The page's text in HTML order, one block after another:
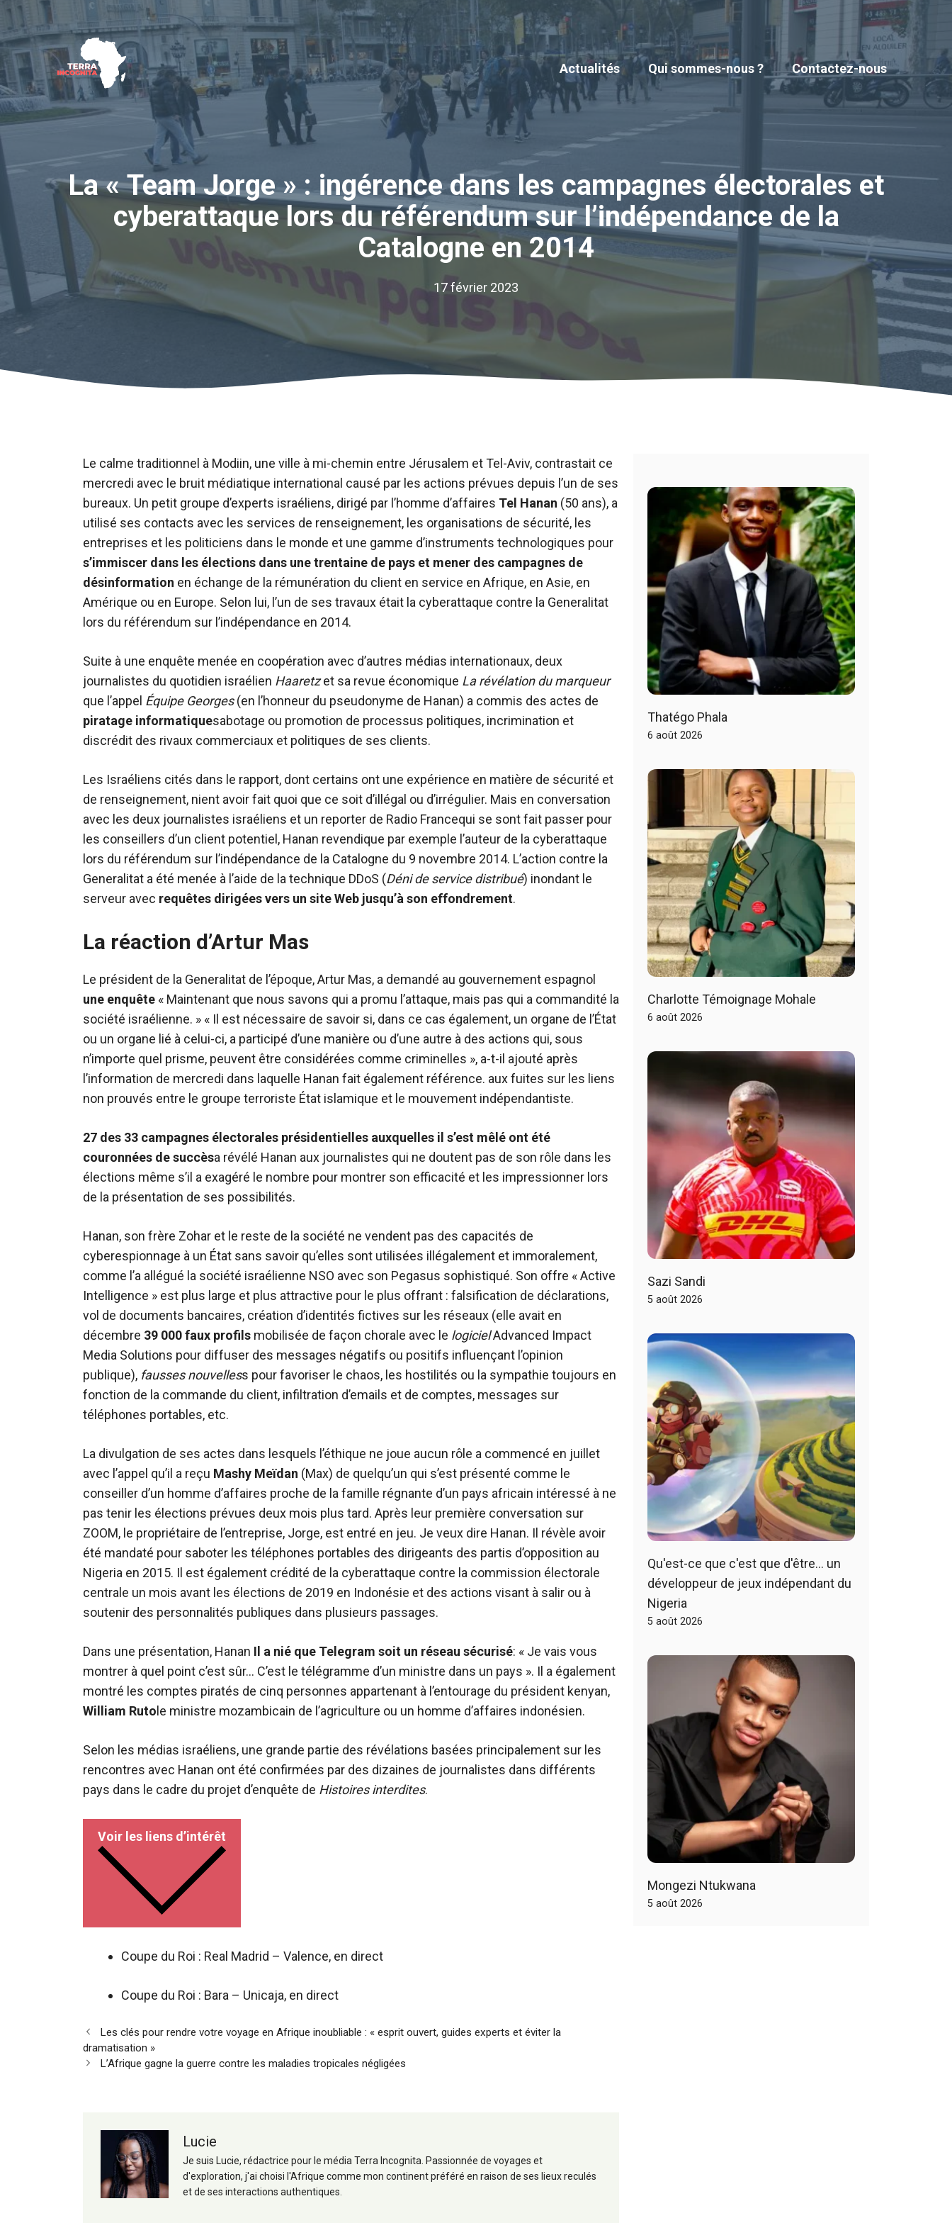
Aller
au
contenu
Actualités
Qui sommes-nous ? Contactez-nous
La « Team Jorge » : ingérence dans les campagnes électorales et
cyberattaque lors du référendum sur l’indépendance de la
Catalogne en 2014
17 février 2023
Le calme traditionnel à Modiin, une ville à mi-chemin entre Jérusalem et Tel-Aviv, contrastait ce
mercredi avec le bruit médiatique international causé par les actions prévues depuis l’un de ses
bureaux. Un petit groupe d’experts israéliens, dirigé par l’homme d’affaires Tel Hanan (50 ans), a
utilisé ses contacts avec les services de renseignement, les organisations de sécurité, les
entreprises et les politiciens dans le monde et une gamme d’instruments technologiques pour
s’immiscer dans les élections dans une trentaine de pays et mener des campagnes de
désinformation en échange de la rémunération du client en service en Afrique, en Asie, en
Amérique ou en Europe. Selon lui, l’un de ses travaux était la cyberattaque contre la Generalitat
lors du référendum sur l’indépendance en 2014.
Suite à une enquête menée en coopération avec d’autres médias internationaux, deux
journalistes du quotidien israélien Haaretzet sa revue économique La révélation du marqueur
que l’appel Équipe Georges(en l’honneur du pseudonyme de Hanan) a commis des actes de
piratage informatiquesabotage ou promotion de processus politiques, incrimination et
discrédit des rivaux commerciaux et politiques de ses clients.
Les Israéliens cités dans le rapport, dont certains ont une expérience en matière de sécurité et
de renseignement, nient avoir fait quoi que ce soit d’illégal ou d’irrégulier. Mais en conversation
avec les deux journalistes israéliens et un reporter de Radio Francequi se sont fait passer pour
les conseillers d’un client potentiel, Hanan revendique par exemple l’auteur de la cyberattaque
lors du référendum sur l’indépendance de la Catalogne du 9 novembre 2014. L’action contre la
Generalitat a été menée à l’aide de la technique DDoS (Déni de service distribué) inondant le
serveur avec requêtes dirigées vers un site Web jusqu’à son effondrement.
La réaction d’Artur Mas
Le président de la Generalitat de l’époque, Artur Mas, a demandé au gouvernement espagnol
une enquête « Maintenant que nous savons qui a promu l’attaque, mais pas qui a commandité la
société israélienne. » « Il est nécessaire de savoir si, dans ce cas également, un organe de l’État
ou un organe lié à celui-ci, a participé d’une manière ou d’une autre à des actions qui, sous
n’importe quel prisme, peuvent être considérées comme criminelles », a-t-il ajouté après
l’information de mercredi dans laquelle Hanan fait également référence. aux fuites sur les liens
non prouvés entre le groupe terroriste État islamique et le mouvement indépendantiste.
27 des 33 campagnes électorales présidentielles auxquelles il s’est mêlé ont été
couronnées de succèsa révélé Hanan aux journalistes qui ne doutent pas de son rôle dans les
élections même s’il a exagéré le nombre pour montrer son efficacité et les impressionner lors
de la présentation de ses possibilités.
Hanan, son frère Zohar et le reste de la société ne vendent pas des capacités de
cyberespionnage à un État sans savoir qu’elles sont utilisées illégalement et immoralement,
comme l’a allégué la société israélienne NSO avec son Pegasus sophistiqué. Son offre « Active
Intelligence » est plus large et plus attractive pour le plus offrant : falsification de déclarations,
vol de documents bancaires, création d’identités fictives sur les réseaux (elle avait en
décembre 39 000 faux profils mobilisée de façon chorale avec le logicielAdvanced Impact
Media Solutions pour diffuser des messages négatifs ou positifs influençant l’opinion
publique), fausses nouvelless pour favoriser le chaos, les hostilités ou la sympathie toujours en
fonction de la commande du client, infiltration d’emails et de comptes, messages sur
téléphones portables, etc.
La divulgation de ses actes dans lesquels l’éthique ne joue aucun rôle a commencé en juillet
avec l’appel qu’il a reçu Mashy Meïdan (Max) de quelqu’un qui s’est présenté comme le
conseiller d’un homme d’affaires proche de la famille régnante d’un pays africain intéressé à ne
pas tenir les élections prévues deux mois plus tard. Après leur première conversation sur
ZOOM, le propriétaire de l’entreprise, Jorge, est entré en jeu. Je veux dire Hanan. Il révèle avoir
été mandaté pour saboter les téléphones portables des dirigeants des partis d’opposition au
Nigeria en 2015. Il est également crédité de la cyberattaque contre la commission électorale
centrale un mois avant les élections de 2019 en Indonésie et des actions visant à salir ou à
soutenir des personnalités publiques dans plusieurs passages.
Dans une présentation, Hanan Il a nié que Telegram soit un réseau sécurisé: « Je vais vous
montrer à quel point c’est sûr… C’est le télégramme d’un ministre dans un pays ». Il a également
montré les comptes piratés de cinq personnes appartenant à l’entourage du président kenyan,
William Ruto le ministre mozambicain de l’agriculture ou un homme d’affaires indonésien.
Selon les médias israéliens, une grande partie des révélations basées principalement sur les
rencontres avec Hanan ont été confirmées par des dizaines de journalistes dans différents
pays dans le cadre du projet d’enquête de Histoires interdites.
Voir les liens d’intérêt
Coupe du Roi : Real Madrid – Valence, en direct
Coupe du Roi : Bara – Unicaja, en direct
Navigation
des
articles
Les clés pour rendre votre voyage en Afrique inoubliable : « esprit ouvert, guides experts et éviter la
dramatisation »
L’Afrique gagne la guerre contre les maladies tropicales négligées
Lucie
Je suis Lucie, rédactrice pour le média Terra Incognita. Passionnée de voyages et
d'exploration, j'ai choisi l'Afrique comme mon continent préféré en raison de ses lieux reculés
et de ses interactions authentiques.
Thatégo Phala
6 août 2026
Charlotte Témoignage Mohale
6 août 2026
Sazi Sandi
5 août 2026
Qu'est-ce que c'est que d'être… un
développeur de jeux indépendant du
Nigeria
5 août 2026
Mongezi Ntukwana
5 août 2026